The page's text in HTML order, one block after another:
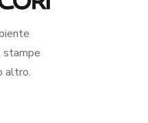
stampe
altro.